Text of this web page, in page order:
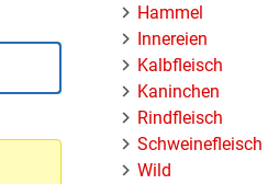
Hammel
Innereien
Kalbfleisch
Kaninchen
Rindfleisch
Schweinefleisch
Wild